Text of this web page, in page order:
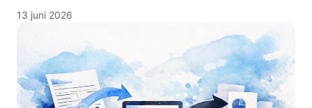
13 juni 2026